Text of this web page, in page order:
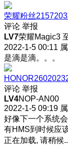
荣耀粉丝
评论 举报
LV7荣耀Magic3
2022-1-5 00:11
是滴是滴。。。
评论 举报
LV4NOP-AN00
2022-1-5 09:19
好像下一个系统
有HMS到时候应
正在加载, 请稍候